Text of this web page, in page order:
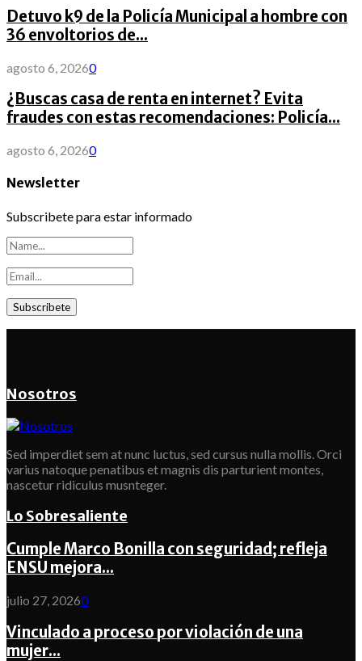
Detuvo k9 de la Policía Municipal a hombre con
36 envoltorios de...
agosto 6, 20260
¿Buscas casa de renta en internet? Evita
fraudes con estas recomendaciones: Policía...
agosto 6, 20260
Newsletter
Subscribete para estar informado
Nosotros
Sed imperdiet sem at nunc luctus, sed cursus nulla mollis. Orci
varius natoque penatibus et magnis dis parturient montes,
nascetur ridiculus musnteger.
Lo Sobresaliente
Cumple Marco Bonilla con seguridad; refleja
ENSU mejora...
julio 27, 20260
Vinculado a proceso por violación de una
mujer...